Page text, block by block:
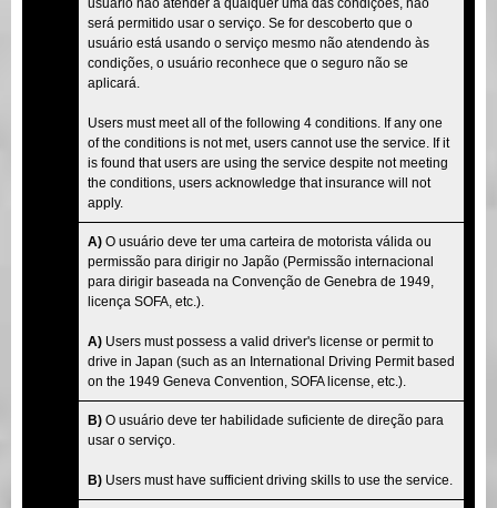
será permitido usar o serviço. Se for descoberto que o
usuário está usando o serviço mesmo não atendendo às
condições, o usuário reconhece que o seguro não se
aplicará.
Users must meet all of the following 4 conditions. If any one
of the conditions is not met, users cannot use the service. If it
is found that users are using the service despite not meeting
the conditions, users acknowledge that insurance will not
apply.
A) O usuário deve ter uma carteira de motorista válida ou
permissão para dirigir no Japão (Permissão internacional
para dirigir baseada na Convenção de Genebra de 1949,
licença SOFA, etc.).
A) Users must possess a valid driver's license or permit to
drive in Japan (such as an International Driving Permit based
on the 1949 Geneva Convention, SOFA license, etc.).
B) O usuário deve ter habilidade suficiente de direção para
usar o serviço.
B) Users must have sufficient driving skills to use the service.